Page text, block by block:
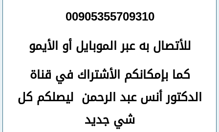
00905355709310
للأتصالبه عبر الموبايل أو الأيمو
كما بإمكانكم الأشتراك في قناة
الدكتور أنس عبد الرحمن ليصلكم كل
شي جديد